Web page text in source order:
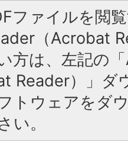
ファイルを閲
（Acrobat
方は、左記の
Reader）」ダ
トウェアをダ
い。